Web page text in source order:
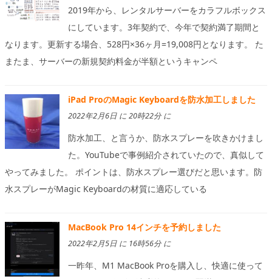
2019年から、レンタルサーバーをカラフルボックス
にしています。3年契約で、今年で契約満了期間と
なります。更新する場合、528円×36ヶ月=19,008円となります。 た
またま、サーバーの新規契約料金が半額というキャンペ
iPad ProのMagic Keyboardを防水加工しました
2022年2月6日 に 20時22分 に
防水加工、と言うか、防水スプレーを吹きかけまし
た。YouTubeで事例紹介されていたので、真似して
やってみました。 ポイントは、防水スプレー選びだと思います。防
水スプレーがMagic Keyboardの材質に適応している
MacBook Pro 14インチを予約しました
2022年2月5日 に 16時56分 に
一昨年、M1 MacBook Proを購入し、快適に使って